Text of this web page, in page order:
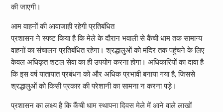
की जाएगी।
आम वाहनों की आवाजाही रहेगी प्रतिबंधित
प्रशासन ने स्पष्ट किया है कि मेले के दौरान भवाली से कैंची धाम तक सामान्य
वाहनों का संचालन प्रतिबंधित रहेगा। श्रद्धालुओं को मंदिर तक पहुंचने के लिए
केवल अधिकृत शटल सेवा का ही उपयोग करना होगा। अधिकारियों का दावा है
कि इस वर्ष यातायात प्रबंधन को और अधिक प्रभावी बनाया गया है, जिससे
श्रद्धालुओं को किसी प्रकार की परेशानी का सामना न करना पड़े।
प्रशासन का लक्ष्य है कि कैंची धाम स्थापना दिवस मेले में आने वाले लाखों